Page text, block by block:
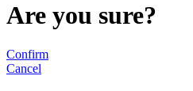
Are you sure?
Confirm
Cancel